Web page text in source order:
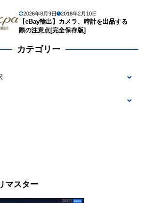
2026年8月9日 2018年2月10日
【eBay輸出】カメラ、時計を出品する
際の注意点[完全保存版]
カテゴリー
マスター